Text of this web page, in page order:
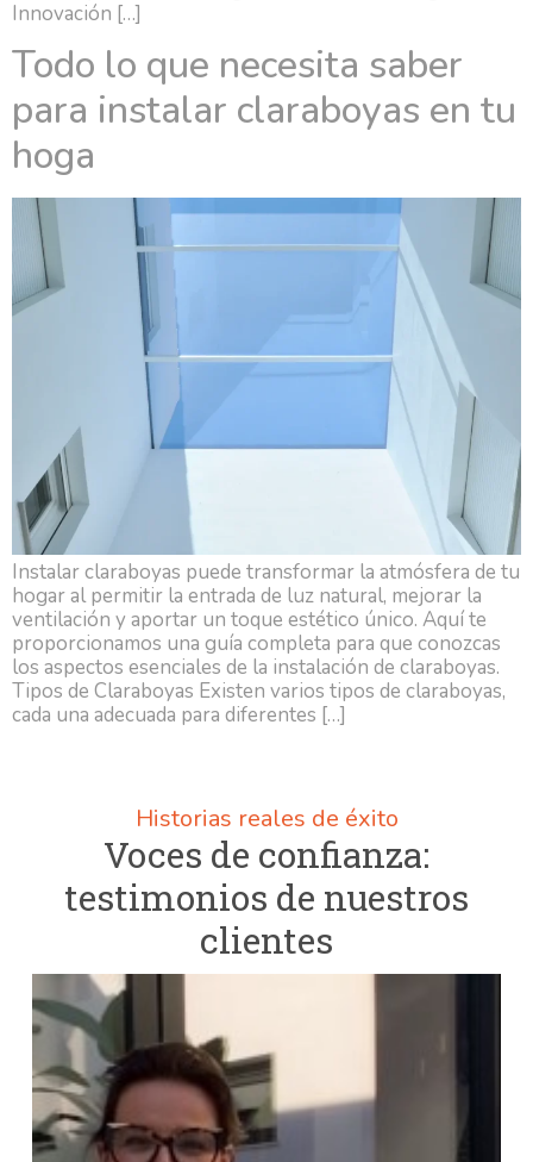
Innovación […]
Todo lo que necesita saber
para instalar claraboyas en tu
hoga
Instalar claraboyas puede transformar la atmósfera de tu
hogar al permitir la entrada de luz natural, mejorar la
ventilación y aportar un toque estético único. Aquí te
proporcionamos una guía completa para que conozcas
los aspectos esenciales de la instalación de claraboyas.
Tipos de Claraboyas Existen varios tipos de claraboyas,
cada una adecuada para diferentes […]
Historias reales de éxito
Voces de confianza:
testimonios de nuestros
clientes